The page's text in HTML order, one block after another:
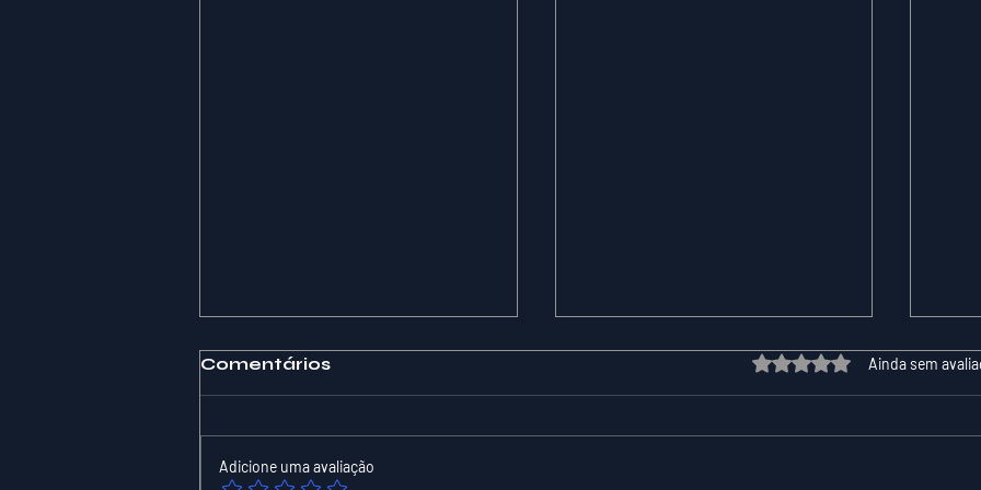
Comentários Avaliado com 0 de 5 estrelas.
Ainda sem
Adicione uma avaliação